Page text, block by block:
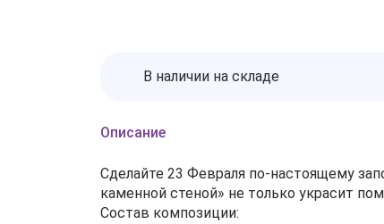
В наличии на складе
Описание
Сделайте 23 Февраля по‑настоящему
каменной стеной» не только украсит
Состав композиции: